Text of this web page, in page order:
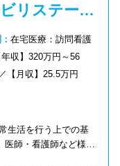
リステーシ
在宅医療：訪問看護
年収】320万円～56
【月収】25.5万円
生活を行う上での基
医師・看護師など様々